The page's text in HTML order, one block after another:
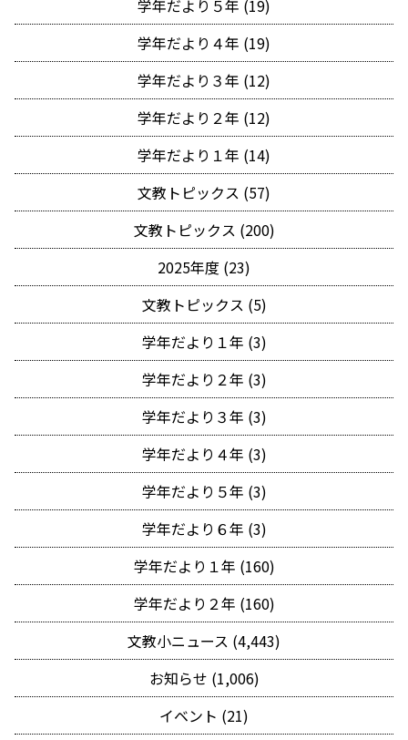
学年だより５年 (19)
学年だより４年 (19)
学年だより３年 (12)
学年だより２年 (12)
学年だより１年 (14)
文教トピックス (57)
文教トピックス (200)
2025年度 (23)
文教トピックス (5)
学年だより１年 (3)
学年だより２年 (3)
学年だより３年 (3)
学年だより４年 (3)
学年だより５年 (3)
学年だより６年 (3)
学年だより１年 (160)
学年だより２年 (160)
文教小ニュース (4,443)
お知らせ (1,006)
イベント (21)